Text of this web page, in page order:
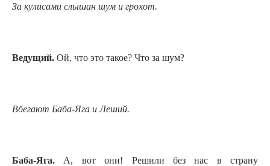
За кулисами слышан шум и грохот.
Ведущий. Ой, что это такое? Что за шум?
Вбегают Баба-Яга и Леший.
Баба-Яга.
А, вот они! Решили без нас в страну